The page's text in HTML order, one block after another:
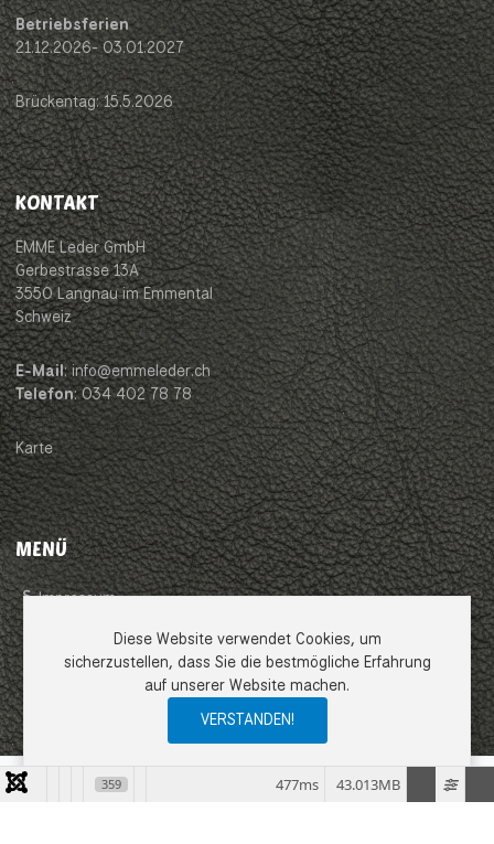
My Wishlist Compare
Betriebsferien
21.12.2026- 03.01.2027
Brückentag: 15.5.2026
KONTAKT
EMME Leder GmbH
Gerbestrasse 13A
3550 Langnau im Emmental
Schweiz
E-Mail: info@emmeleder.ch
Telefon: 034 402 78 78
Karte
MENÜ
Impressum
Datenschutzerklärung
COPYRIGHT © 2026 EMME LEDER GMBH. ALLE RECHTE VORBEHALTEN.
Diese Website verwendet Cookies, um
sicherzustellen, dass Sie die bestmögliche Erfahrung
auf unserer Website machen.
VERSTANDEN!
359 43.013MB
477ms